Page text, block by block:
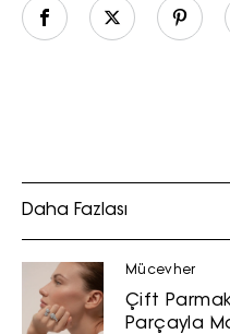
Daha Fazlası
Mücevher
Çift
Parçayla